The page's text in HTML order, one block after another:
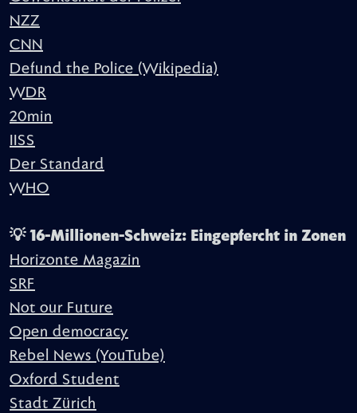
NZZ
CNN
Defund the Police (Wikipedia)
WDR
20min
IISS
Der Standard
WHO
💡 16-Millionen-Schweiz: Eingepfercht in Zonen
Horizonte Magazin
SRF
Not our Future
Open democracy
Rebel News (YouTube)
Oxford Student
Stadt Zürich